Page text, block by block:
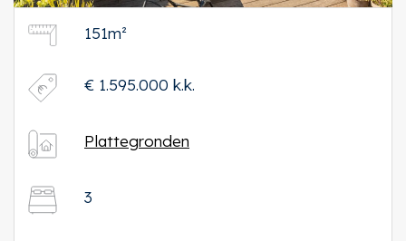
151m²
€ 1.595.000 k.k.
Plattegronden
3